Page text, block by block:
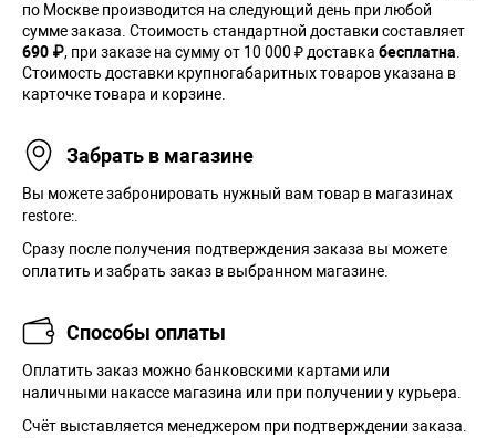
по Москве производится на следующий день при любой
сумме заказа. Cтоимость стандартной доставки составляет
690 ₽, при заказе на сумму от 10 000 ₽ доставка бесплатна
Стоимость доставки крупногабаритных товаров указана в
карточке товара и корзине.
Забрать в магазине
Вы можете забронировать нужный вам товар в магазинах
restore:.
Сразу после получения подтверждения заказа вы можете
оплатить и забрать заказ в выбранном магазине.
Способы оплаты
Оплатить заказ можно банковскими картами или
наличными накассе магазина или при получении у курьера.
Cчёт выставляется менеджером при подтверждении заказа.